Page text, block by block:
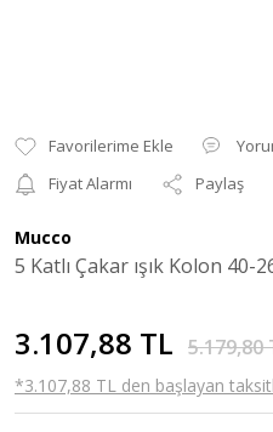
Fiyat Alarmı
Paylaş
Mucco
5 Katlı Çakar ışık Kolon 40-
3.107,88 TL 5.179,80
*3.107,88 TL den başlayan